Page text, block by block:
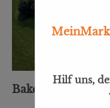
Bakenhus
Hilf uns,